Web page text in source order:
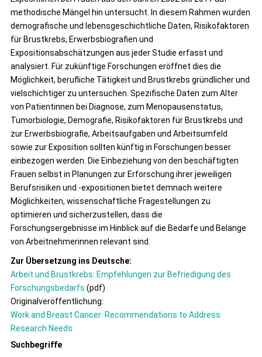
methodische Mängel hin untersucht. In diesem Rahmen wurden
demografische und lebensgeschichtliche Daten, Risikofaktoren
für Brustkrebs, Erwerbsbiografien und
Expositionsabschätzungen aus jeder Studie erfasst und
analysiert. Für zukünftige Forschungen eröffnet dies die
Möglichkeit, berufliche Tätigkeit und Brustkrebs gründlicher und
vielschichtiger zu untersuchen. Spezifische Daten zum Alter
von Patientinnen bei Diagnose, zum Menopausenstatus,
Tumorbiologie, Demografie, Risikofaktoren für Brustkrebs und
zur Erwerbsbiografie, Arbeitsaufgaben und Arbeitsumfeld
sowie zur Exposition sollten künftig in Forschungen besser
einbezogen werden. Die Einbeziehung von den beschäftigten
Frauen selbst in Planungen zur Erforschung ihrer jeweiligen
Berufsrisiken und -expositionen bietet demnach weitere
Möglichkeiten, wissenschaftliche Fragestellungen zu
optimieren und sicherzustellen, dass die
Forschungsergebnisse im Hinblick auf die Bedarfe und Belange
von Arbeitnehmerinnen relevant sind.
Zur Übersetzung ins Deutsche:
Arbeit und Brustkrebs: Empfehlungen zur Befriedigung des
Forschungsbedarfs (pdf)
Originalveröffentlichung:
Work and Breast Cancer: Recommendations to Address
Research Needs
Suchbegriffe